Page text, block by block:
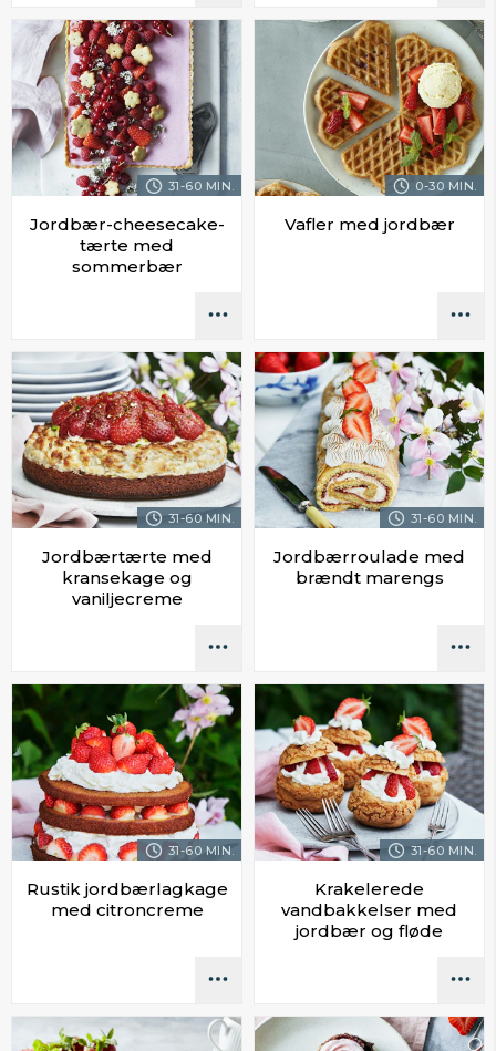
31-60 MIN.
Jordbær-cheesecake-
tærte med
sommerbær
0-30 MIN.
Vafler med jordbær
31-60 MIN.
Jordbærtærte med
kransekage og
vaniljecreme
31-60 MIN.
Jordbærroulade med
brændt marengs
31-60 MIN.
Rustik jordbærlagkage
med citroncreme
31-60 MIN.
Krakelerede
vandbakkelser med
jordbær og fløde